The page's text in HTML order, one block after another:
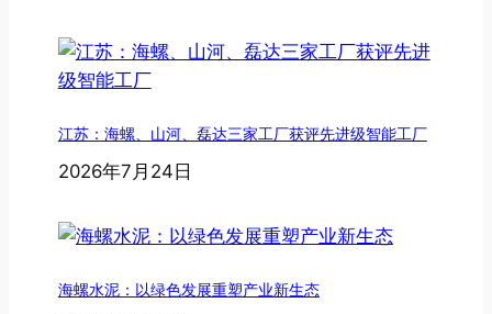
江苏：海螺、山河、磊达三家工厂获评先进级智能工厂
2026年7月24日
海螺水泥：以绿色发展重塑产业新生态